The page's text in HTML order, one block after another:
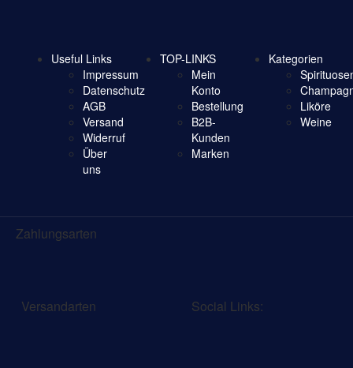
Useful Links
Impressum
Datenschutz
AGB
Versand
Widerruf
Über
uns
TOP-LINKS
Mein
Konto
Bestellung
B2B-
Kunden
Marken
Kategorien
Liköre
Weine
Zahlungsarten
Versandarten Social Links: